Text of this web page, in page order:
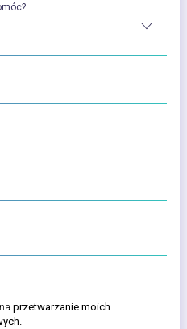
przetwarzanie moich